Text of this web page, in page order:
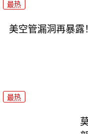
最热
美空管漏洞再暴露
最热